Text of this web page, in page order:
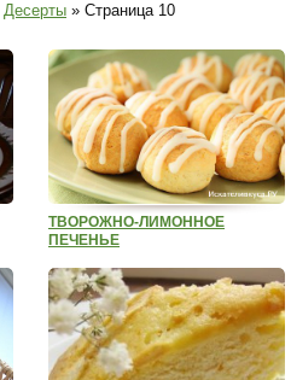
Десерты » Страница 10
ТВОРОЖНО-ЛИМОННОЕ
ПЕЧЕНЬЕ